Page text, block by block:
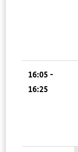
16:05 -
16:25